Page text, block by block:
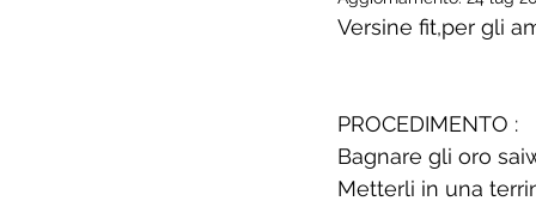
Versine fit,per gli
PROCEDIMENTO :
Bagnare gli oro
Metterli in una